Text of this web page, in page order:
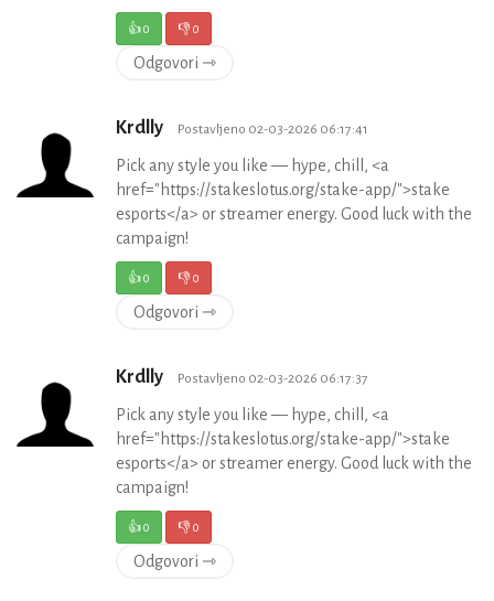
👍0 👎0
Odgovori ⇾
Krdlly Postavljeno 02-03-2026 06:17:41
Pick any style you like — hype, chill, <a
href="https://stakeslotus.org/stake-app/">stake
esports</a> or streamer energy. Good luck with the
campaign!
👍0 👎0
Odgovori ⇾
Krdlly Postavljeno 02-03-2026 06:17:37
Pick any style you like — hype, chill, <a
href="https://stakeslotus.org/stake-app/">stake
esports</a> or streamer energy. Good luck with the
campaign!
👍0 👎0
Odgovori ⇾